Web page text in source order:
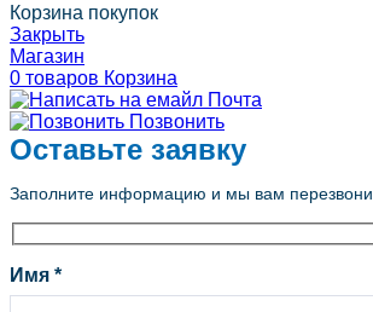
Корзина покупок
Закрыть
Магазин
0 товаров Корзина
Почта
Позвонить
Оставьте заявку
Заполните информацию и мы вам
Имя *